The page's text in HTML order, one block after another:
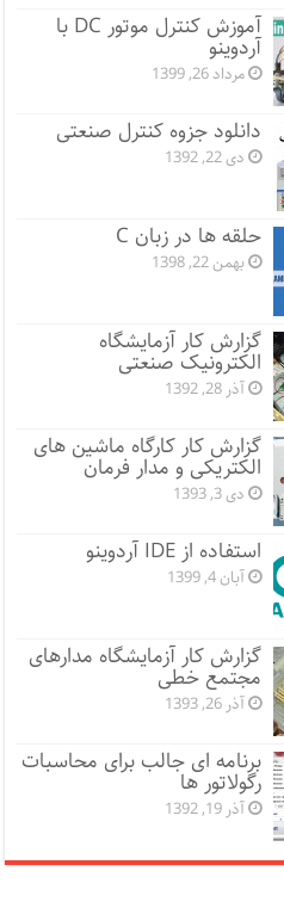
آموزش کنترل موتور DC با
آردوینو
مرداد 26, 1399
دانلود جزوه کنترل صنعتی
دی 22, 1392
حلقه ها در زبان C
بهمن 22, 1398
گزارش کار آزمایشگاه
الکترونیک صنعتی
آذر 28, 1392
گزارش کار کارگاه ماشین های
الکتریکی و مدار فرمان
دی 3, 1393
استفاده از IDE آردوینو
آبان 4, 1399
گزارش کار آزمایشگاه مدارهای
مجتمع خطی
آذر 26, 1393
برنامه ای جالب برای محاسبات
رگولاتور ها
آذر 19, 1392